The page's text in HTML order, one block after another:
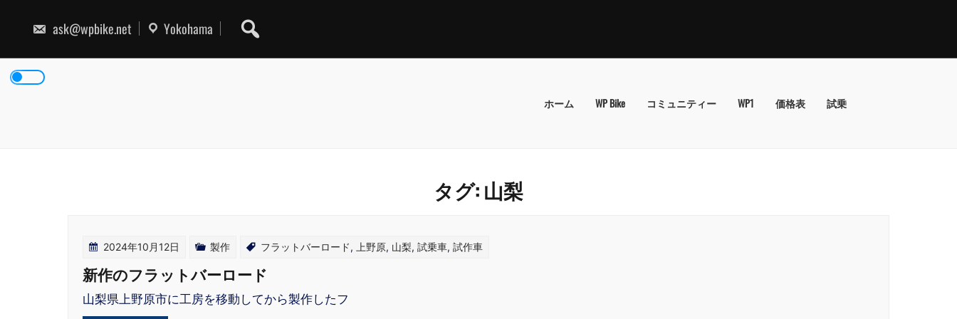
content
ask@wpbike.net Yokohama
ホーム WP Bike コミュニティー WP1 価格表 試乗
タグ:山梨
2024年10月12日 製作 フラットバーロード, 上野原, 山梨, 試乗車, 試作車
新作のフラットバーロード
山梨県上野原市に工房を移動してから製作したフ